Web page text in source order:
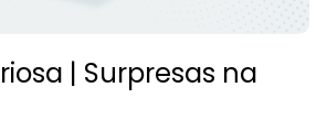
| Surpresas na